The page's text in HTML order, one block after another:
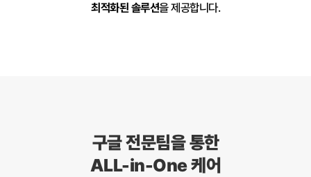
최적화된 솔루션을 제공합니다.
구글 전문팀을 통한
ALL-in-One 케어